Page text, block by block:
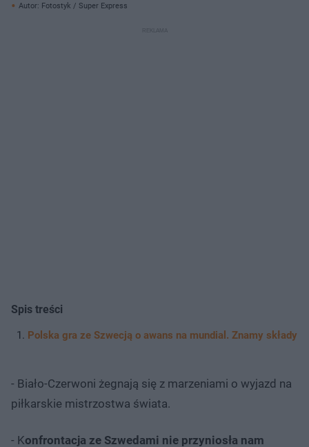
Autor: Fotostyk / Super Express
Spis treści
Polska gra ze Szwecją o awans na mundial. Znamy składy
- Biało-Czerwoni żegnają się z marzeniami o wyjazd na
piłkarskie mistrzostwa świata.
- Konfrontacja ze Szwedami nie przyniosła nam